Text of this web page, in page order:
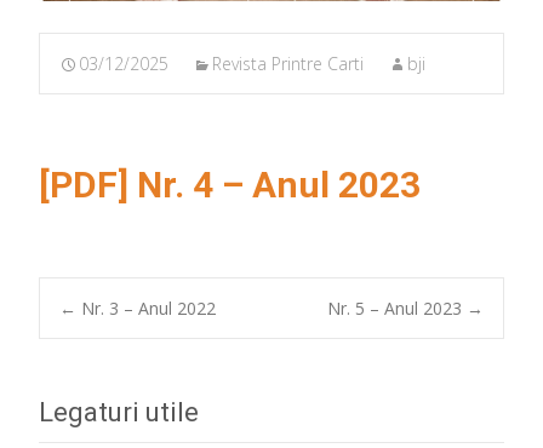
03/12/2025 Revista Printre Carti bji
[PDF] Nr. 4 – Anul 2023
Post
navigation
← Nr. 3 – Anul 2022 Nr. 5 – Anul 2023 →
Legaturi utile